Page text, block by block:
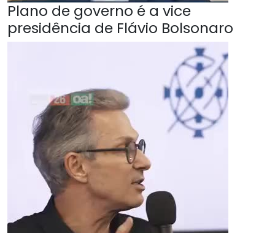
Plano de governo é a vice
presidência de Flávio Bolsonaro